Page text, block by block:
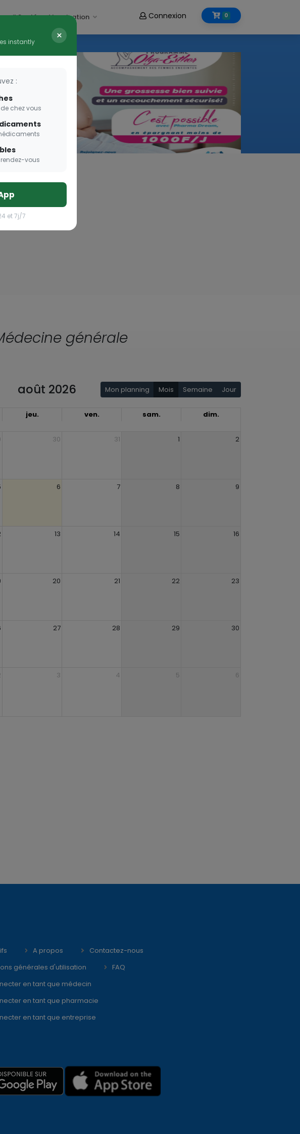
Santé Vaccination 0
Connexion
générale
août 2026 Mon planning Mois Semaine Jour
jeu. ven. sam. dim.
30 31 1 2
6 7 8 9
13 14 15 16
20 21 22 23
27 28 29 30
3 4 5 6
instantly ×
:
chez vous
vous
et 7j/7
A propos
Contactez-nous
générales d'utilisation
FAQ
en tant que médecin
en tant que pharmacie
en tant que entreprise